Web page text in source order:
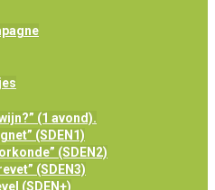
(1 avond).
(SDEN1)
(SDEN2)
(SDEN3)
(SDEN+)